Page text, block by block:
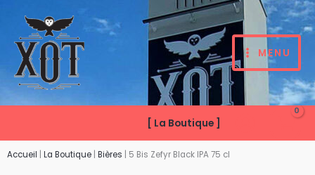
contenu
MENU
[ La Boutique ]
Accueil La Boutique Bières 5 Bis Zefyr Black IPA 75 cl